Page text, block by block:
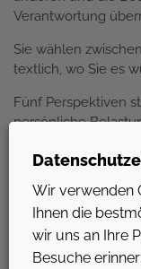
Verantwortung
Sie wählen
textlich, wo Sie es
Fünf Perspektiven
persönliche
soziale
Rolle. Innerhalb
zentralen Themen
Energie, kognitive
Arbeitsbelastung,
und Selbstfürsorge.
Wir verwenden
Ihnen die
wir uns an Ihre
Besuche